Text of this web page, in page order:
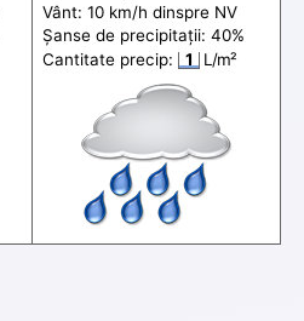
Vânt: 10 km/h dinspre NV
Șanse de precipitații: 40%
Cantitate precip:
1 L/m²